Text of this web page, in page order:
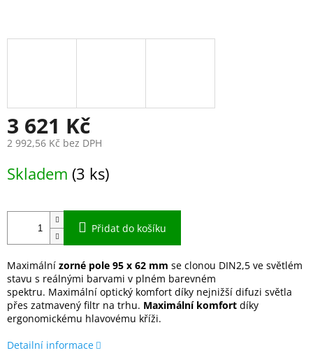
3 621 Kč
2 992,56 Kč bez DPH
cena:
Skladem (3 ks)
Přidat do košíku
Maximální zorné pole 95 x 62 mm se clonou DIN2,5 ve světlém
stavu s reálnými barvami v plném barevném
spektru. Maximální optický komfort díky nejnižší difuzi světla
přes zatmavený filtr na trhu. Maximální komfort díky
ergonomickému hlavovému kříži.
Detailní informace